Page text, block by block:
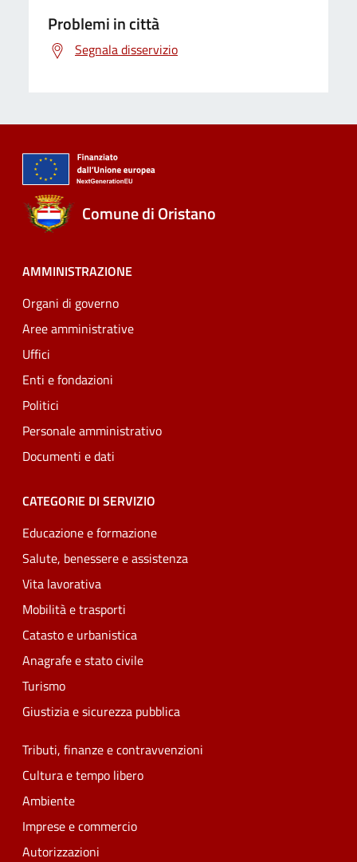
Problemi in città
Segnala disservizio
Comune di Oristano
AMMINISTRAZIONE
Organi di governo
Aree amministrative
Uffici
Enti e fondazioni
Politici
Personale amministrativo
Documenti e dati
CATEGORIE DI SERVIZIO
Educazione e formazione
Salute, benessere e assistenza
Vita lavorativa
Mobilità e trasporti
Catasto e urbanistica
Anagrafe e stato civile
Turismo
Giustizia e sicurezza pubblica
Tributi, finanze e contravvenzioni
Cultura e tempo libero
Ambiente
Imprese e commercio
Autorizzazioni